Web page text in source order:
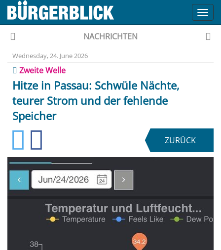
NACHRICHTEN
Wednesday, 24. June 2026
Zweite Welle
Hitze in Passau: Schwüle Nächte,
teurer Strom und der fehlende
Speicher
ZURÜCK